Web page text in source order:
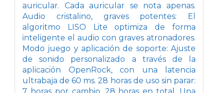
auricular. Cada auricular se nota apenas.
Audio cristalino, graves potentes: El
algoritmo LISO Lite optimiza de forma
inteligente el audio con graves atronadores.
Modo juego y aplicación de soporte: Ajuste
de sonido personalizado a través de la
aplicación OpenRock, con una latencia
ultrabaja de 60 ms. 28 horas de uso sin parar:
7 horas por cambio, 28 horas en total. Una